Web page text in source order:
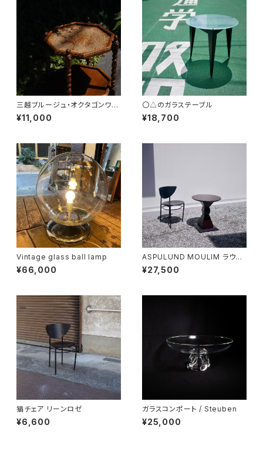
三越ブルージュ・オクタゴンワゴ
ン
¥11,000
〇△のガラステーブル
¥18,700
Vintage glass ball lamp
¥66,000
ASPULUND MOULIM ラウン
ドテーブル
¥27,500
猫チェア リーンロゼ
¥6,600
ガラスコンポート / Steuben
¥25,000